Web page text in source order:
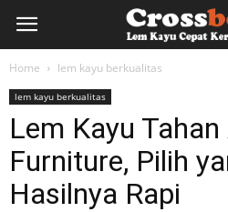
lemkayu.net
Lem
Home lem kayu berkualitas
lem kayu berkualitas
Lem Kayu
Furniture, Pilih
Hasilnya Rapi